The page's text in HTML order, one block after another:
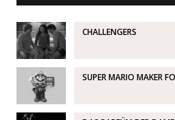
CHALLENGERS
SUPER MARIO MAKER